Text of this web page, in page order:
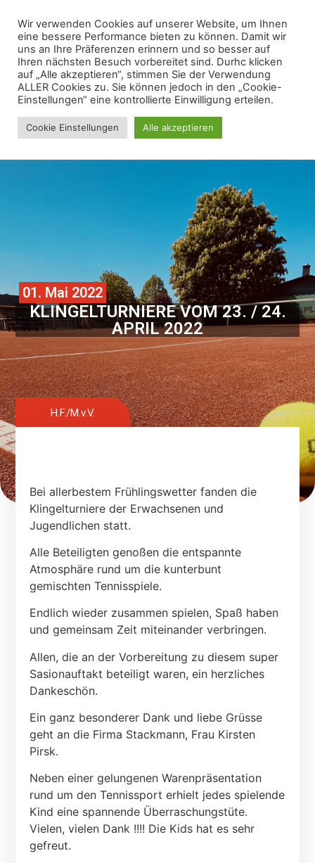
01. Mai 2022
KLINGELTURNIERE VOM 23. / 24.
APRIL 2022
H.F./M.v.V.
Bei allerbestem Frühlingswetter fanden die
Klingelturniere der Erwachsenen und
Jugendlichen statt.
Alle Beteiligten genoßen die entspannte
Atmosphäre rund um die kunterbunt
gemischten Tennisspiele.
Endlich wieder zusammen spielen, Spaß haben
und gemeinsam Zeit miteinander verbringen.
Allen, die an der Vorbereitung zu diesem super
Sasionauftakt beteiligt waren, ein herzliches
Dankeschön.
Ein ganz besonderer Dank und liebe Grüsse
geht an die Firma Stackmann, Frau Kirsten
Pirsk.
Neben einer gelungenen Warenpräsentation
rund um den Tennissport erhielt jedes spielende
Kind eine spannende Überraschungstüte.
Vielen, vielen Dank !!!! Die Kids hat es sehr
gefreut.
Wir verwenden Cookies auf unserer Website, um Ihnen
eine bessere Performance bieten zu können. Damit wir
uns an Ihre Präferenzen erinnern und so besser auf
Ihren nächsten Besuch vorbereitet sind. Durhc klicken
auf „Alle akzeptieren“, stimmen Sie der Verwendung
ALLER Cookies zu. Sie können jedoch in den „Cookie-
Einstellungen“ eine kontrollierte Einwilligung erteilen.
Cookie Einstellungen Alle akzeptieren